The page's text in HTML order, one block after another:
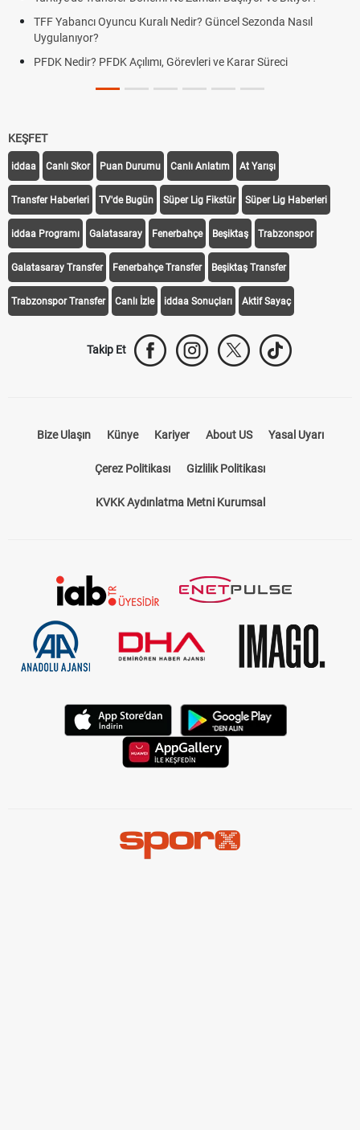
TFF Yabancı Oyuncu Kuralı Nedir? Güncel Sezonda Nasıl
Uygulanıyor?
PFDK Nedir? PFDK Açılımı, Görevleri ve Karar Süreci
KEŞFET
iddaa Canlı Skor Puan Durumu Canlı Anlatım At Yarışı
Transfer Haberleri TV'de Bugün Süper Lig Fikstür Süper Lig Haberleri
iddaa Programı Galatasaray Fenerbahçe Beşiktaş Trabzonspor
Galatasaray Transfer Fenerbahçe Transfer Beşiktaş Transfer
Trabzonspor Transfer Canlı İzle iddaa Sonuçları Aktif Sayaç
Takip Et
Bize Ulaşın Künye Kariyer About US Yasal Uyarı
Çerez Politikası Gizlilik Politikası
KVKK Aydınlatma Metni Kurumsal